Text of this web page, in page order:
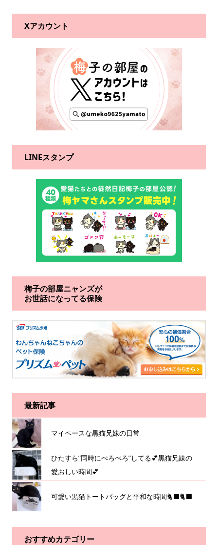
Xアカウント
LINEスタンプ
梅子の部屋ニャンズが
お世話になってる保険
最新記事
マイペースな黒猫兄妹の日常
ひたすら”同時にぺろぺろ”してる💕黒猫兄妹の
愛おしい時間💕
可愛い黒猫トートバッグと平和な時間🐈‍⬛🐈‍⬛
おすすめカテゴリー